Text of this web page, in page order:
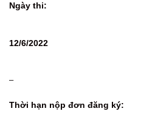
Ngày thi:
12/6/2022
–
Thời hạn nộp đơn đăng ký: